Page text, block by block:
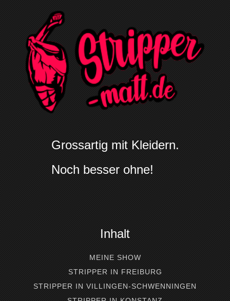
Grossartig mit Kleidern.
Noch besser ohne!
Inhalt
MEINE SHOW
STRIPPER IN FREIBURG
STRIPPER IN VILLINGEN-SCHWENNINGEN